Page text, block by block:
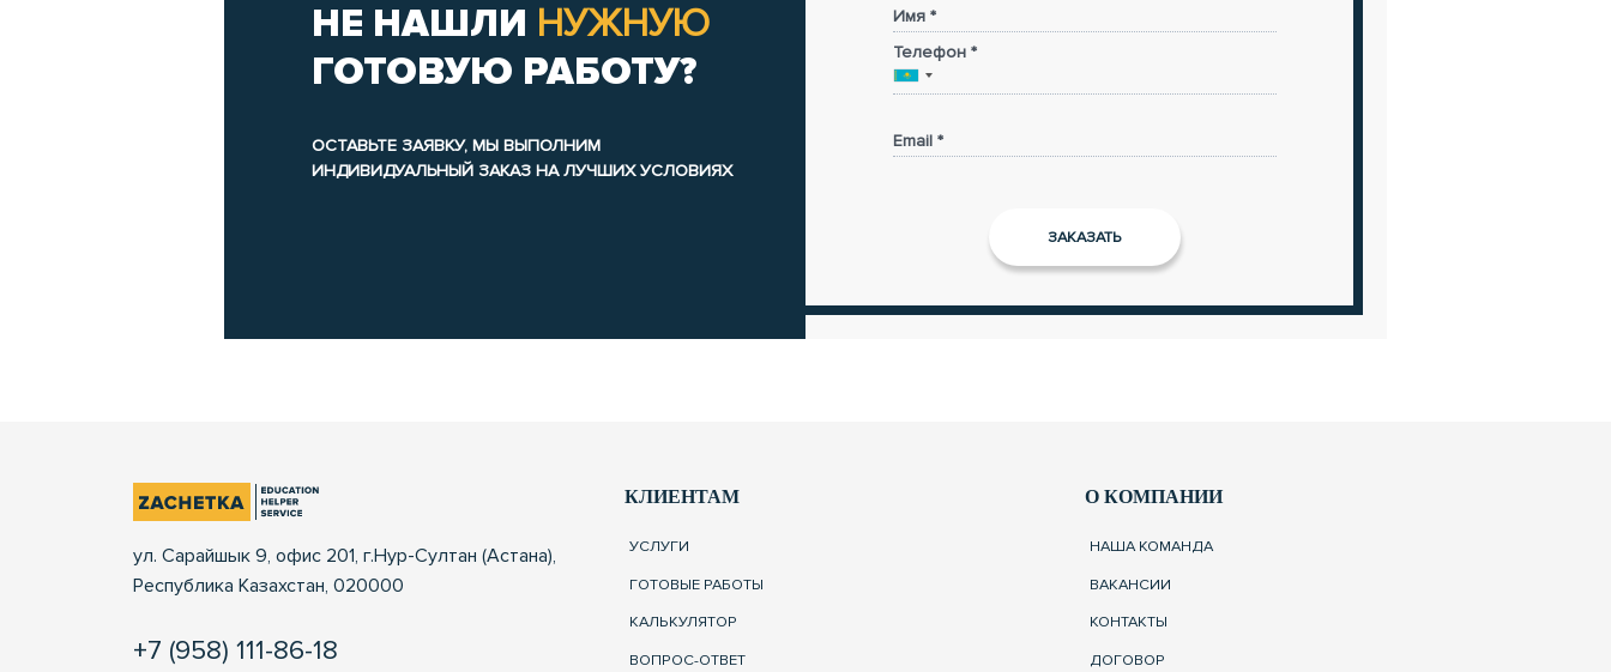
НЕ НАШЛИ НУЖНУЮ
ГОТОВУЮ РАБОТУ?
ОСТАВЬТЕ ЗАЯВКУ, МЫ ВЫПОЛНИМ
ИНДИВИДУАЛЬНЫЙ ЗАКАЗ НА ЛУЧШИХ УСЛОВИЯХ
Имя *
Телефон *
Email *
ул. Сарайшык 9, офис 201, г.Нур-Султан (Астана),
Республика Казахстан, 020000
+7 (958) 111-86-18
КЛИЕНТАМ
УСЛУГИ
ГОТОВЫЕ РАБОТЫ
КАЛЬКУЛЯТОР
ВОПРОС-ОТВЕТ
О КОМПАНИИ
НАША КОМАНДА
ВАКАНСИИ
КОНТАКТЫ
ДОГОВОР